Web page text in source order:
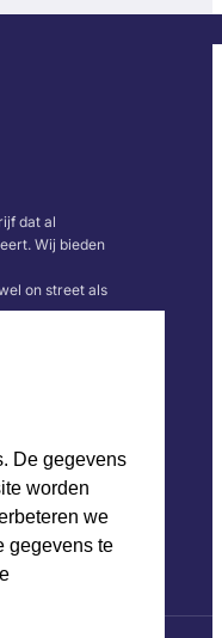
De gegevens
worden
we
gegevens te
dat al
Wij bieden
on street als